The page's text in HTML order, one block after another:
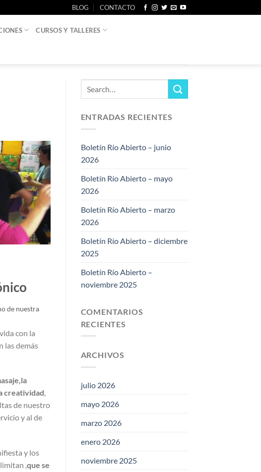
BLOG CONTACTO
CURSOS Y TALLERES
de nuestra
con la
las demás
creatividad,
de nuestro
y al de
y los
,que se
ENTRADAS RECIENTES
Boletín Río Abierto – junio
2026
Boletín Río Abierto – mayo
2026
Boletín Río Abierto – marzo
2026
Boletín Río Abierto – diciembre
2025
Boletín Río Abierto –
noviembre 2025
COMENTARIOS
RECIENTES
ARCHIVOS
julio 2026
mayo 2026
marzo 2026
enero 2026
noviembre 2025